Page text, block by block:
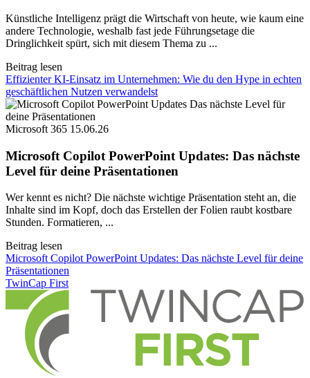
Künstliche Intelligenz prägt die Wirtschaft von heute, wie kaum eine
andere Technologie, weshalb fast jede Führungsetage die
Dringlichkeit spürt, sich mit diesem Thema zu ...
Beitrag lesen
Effizienter KI-Einsatz im Unternehmen: Wie du den Hype in echten
geschäftlichen Nutzen verwandelst
Microsoft 365 15.06.26
Microsoft Copilot PowerPoint Updates: Das nächste
Level für deine Präsentationen
Wer kennt es nicht? Die nächste wichtige Präsentation steht an, die
Inhalte sind im Kopf, doch das Erstellen der Folien raubt kostbare
Stunden. Formatieren, ...
Beitrag lesen
Microsoft Copilot PowerPoint Updates: Das nächste Level für deine
Präsentationen
TwinCap First